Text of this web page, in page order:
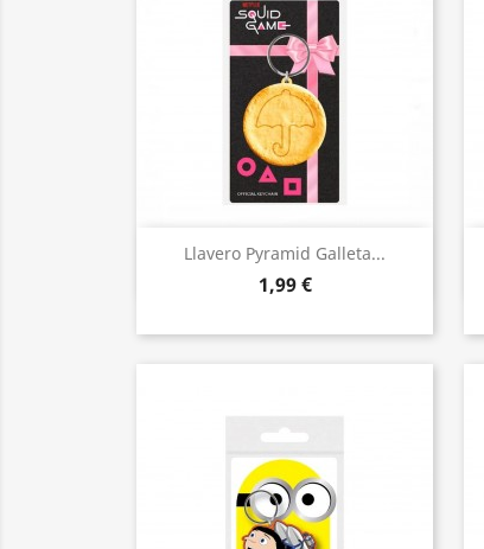
Llavero Pyramid Galleta...
1,99 €
 Vista rápida